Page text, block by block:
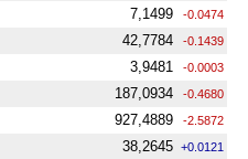
7,1499 -0.0474
42,7784 -0.1439
3,9481 -0.0003
187,0934 -0.4680
927,4889 -2.5872
38,2645 +0.0121